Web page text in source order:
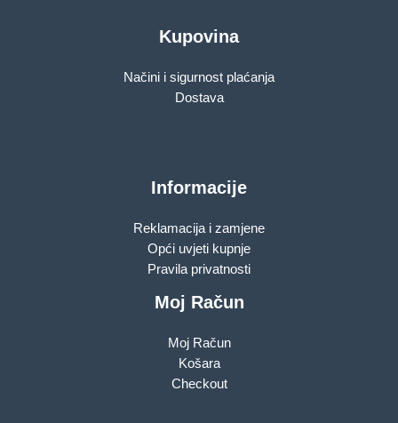
Kupovina
Načini i sigurnost plaćanja
Dostava
Informacije
Reklamacija i zamjene
Opći uvjeti kupnje
Pravila privatnosti
Moj Račun
Moj Račun
Košara
Checkout